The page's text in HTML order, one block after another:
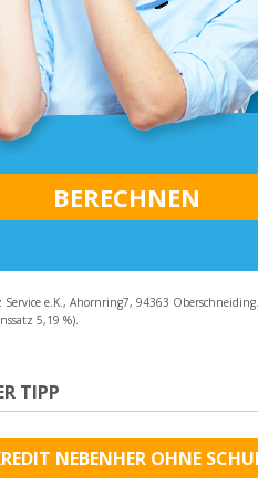
e.K., Ahornring7, 94363
5,19 %).
TIPP
NEBENHER OHNE